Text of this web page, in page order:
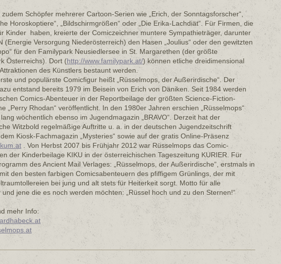
zudem Schöpfer mehrerer Cartoon-Serien wie „Erich, der Sonntagsforscher“,
Horoskoptiere“, „Bildschirmgrößen“ oder „Die Erika-Lachdiät“. Für Firmen, die
Kinder haben, kreierte der Comiczeichner muntere Sympathieträger, darunter
(Energie Versorgung Niederösterreich) den Hasen „Joulius“ oder den gewitzten
für den Familypark Neusiedlersee in St. Margarethen (der größte
Österreichs). Dort (http://www.familypark.at/) können etliche dreidimensional
des Künstlers bestaunt werden.
und populärste Comicfigur heißt „Rüsselmops, der Außerirdische“. Der
entstand bereits 1979 im Beisein von Erich von Däniken. Seit 1984 werden
Comics-Abenteuer in der Reportbeilage der größten Science-Fiction-
„Perry Rhodan“ veröffentlicht. In den 1980er Jahren erschien „Rüsselmops“
wöchentlich ebenso im Jugendmagazin „BRAVO“. Derzeit hat der
Witzbold regelmäßige Auftritte u. a. in der deutschen Jugendzeitschrift
dem Kiosk-Fachmagazin „Mysteries“ sowie auf der gratis Online-Präsenz
. Von Herbst 2007 bis Frühjahr 2012 war Rüsselmops das Comic-
der Kinderbeilage KIKU in der österreichischen Tageszeitung KURIER. Für
des Ancient Mail Verlages: „Rüsselmops, der Außerirdische“, erstmals in
den besten farbigen Comicsabenteuern des pfiffigem Grünlings, der mit
bei jung und alt stets für Heiterkeit sorgt. Motto für alle
und jene die es noch werden möchten: „Rüssel hoch und zu den Sternen!“
mehr Info: